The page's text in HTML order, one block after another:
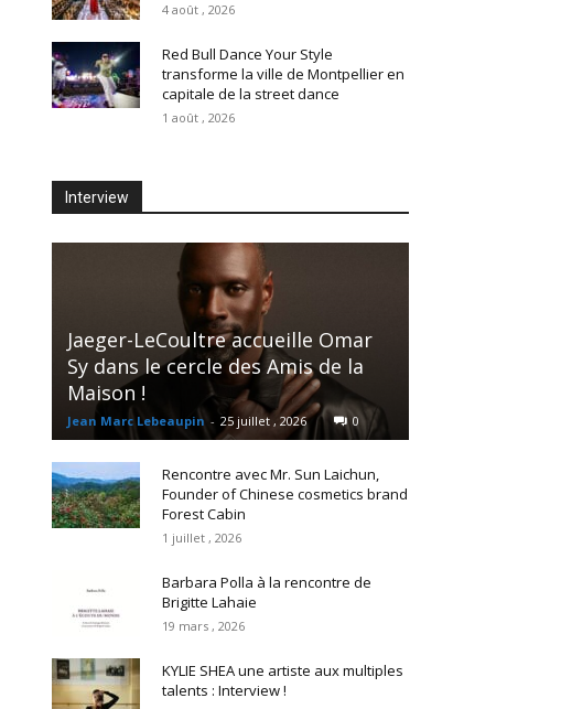
4 août , 2026
Red Bull Dance Your Style
transforme la ville de Montpellier en
capitale de la street dance
1 août , 2026
Interview
Jaeger-LeCoultre accueille Omar
Sy dans le cercle des Amis de la
Maison !
Jean Marc Lebeaupin - 25 juillet , 2026 0
Rencontre avec Mr. Sun Laichun,
Founder of Chinese cosmetics brand
Forest Cabin
1 juillet , 2026
Barbara Polla à la rencontre de
Brigitte Lahaie
19 mars , 2026
KYLIE SHEA une artiste aux multiples
talents : Interview !